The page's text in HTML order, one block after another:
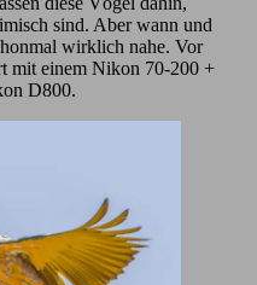
sind. Aber wann und
wirklich nahe. Vor
mit einem Nikon 70-200 +
D800.